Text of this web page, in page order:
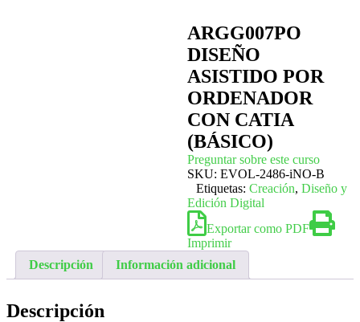
TRATAMIENTO
MULTIMEDIA
ARGG007PO
DISEÑO
ASISTIDO POR
ORDENADOR
CON CATIA
(BÁSICO)
Preguntar sobre este curso
SKU: EVOL-2486-iNO-B
Etiquetas: Creación, Diseño y
Edición Digital
Exportar como PDF
Imprimir
Descripción
Información adicional
Descripción